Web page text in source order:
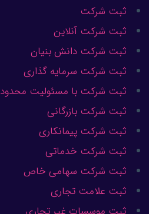
ثبت شرکت
ثبت شرکت آنلاین
ثبت شرکت دانش بنیان
ثبت شرکت سرمایه گذاری
ثبت شرکت با مسئولیت محدود
ثبت شرکت بازرگانی
ثبت شرکت پیمانکاری
ثبت شرکت خدماتی
ثبت شرکت سهامی خاص
ثبت علامت تجاری